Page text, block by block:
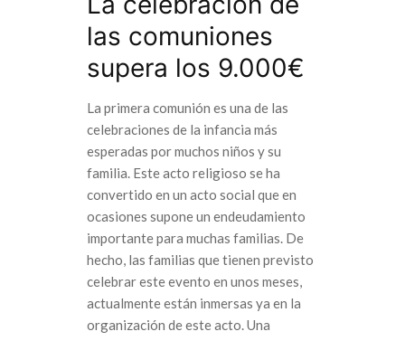
las comuniones
supera los 9.000€
La primera comunión es una de las
celebraciones de la infancia más
esperadas por muchos niños y su
familia. Este acto religioso se ha
convertido en un acto social que en
ocasiones supone un endeudamiento
importante para muchas familias. De
hecho, las familias que tienen previsto
celebrar este evento en unos meses,
actualmente están inmersas ya en la
organización de este acto. Una